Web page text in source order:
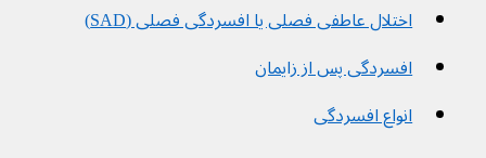
اختلال عاطفی فصلی یا افسردگی فصلی (SAD)
افسردگی پس از زایمان
انواع افسردگی